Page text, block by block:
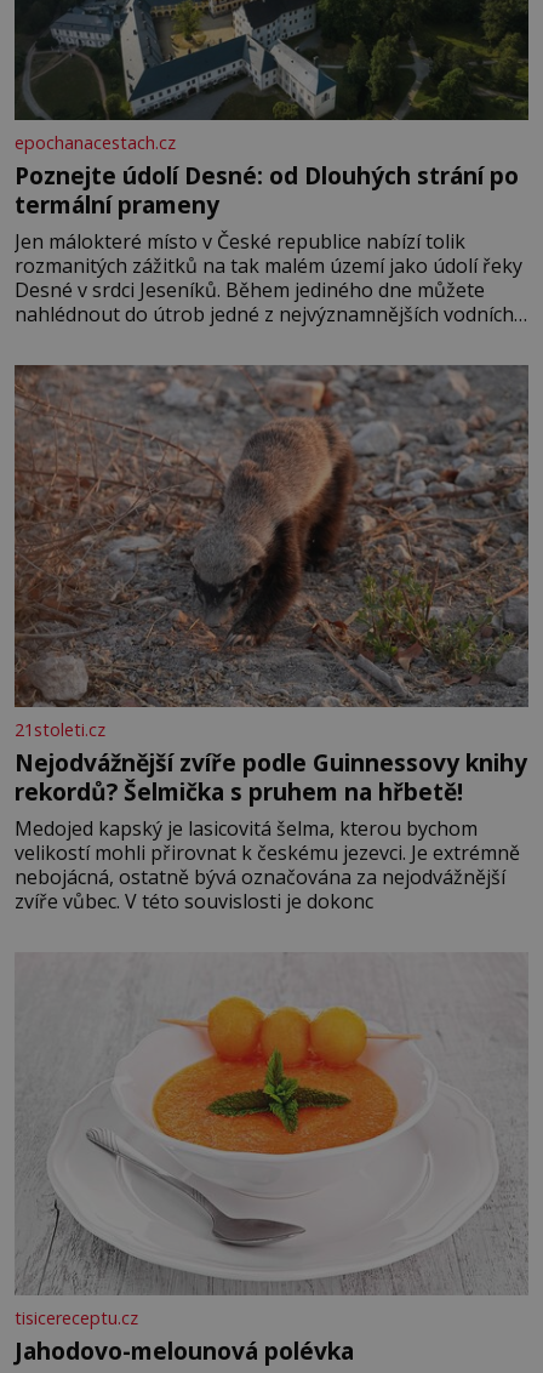
epochanacestach.cz
Poznejte údolí Desné: od Dlouhých strání po
termální prameny
Jen málokteré místo v České republice nabízí tolik
rozmanitých zážitků na tak malém území jako údolí řeky
Desné v srdci Jeseníků. Během jediného dne můžete
nahlédnout do útrob jedné z nejvýznamnějších vodních
se na koloběžce a den zakončit poznáváním památek ve
Velkých Losinách nebo v termálním
21stoleti.cz
Nejodvážnější zvíře podle Guinnessovy knihy
rekordů? Šelmička s pruhem na hřbetě!
Medojed kapský je lasicovitá šelma, kterou bychom
velikostí mohli přirovnat k českému jezevci. Je extrémně
nebojácná, ostatně bývá označována za nejodvážnější
zvíře vůbec. V této souvislosti je dokonc
tisicereceptu.cz
Jahodovo-melounová polévka